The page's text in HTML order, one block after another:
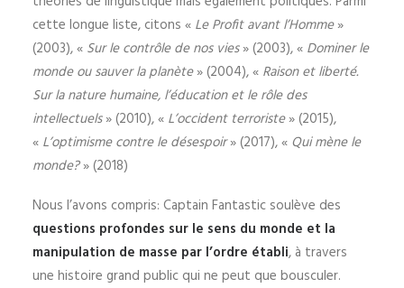
cette longue liste, citons « Le Profit avant l’Homme»
(2003), « Sur le contrôle de nos vies» (2003), « Dominer le
monde ou sauver la planète» (2004), « Raison et liberté.
Sur la nature humaine, l’éducation et le rôle des
intellectuels» (2010), « L’occident terroriste» (2015),
« L’optimisme contre le désespoir» (2017), « Qui mène le
monde?» (2018)
Nous l’avons compris: Captain Fantastic soulève des
questions profondes sur le sens du monde et la
manipulation de masse par l’ordre établi, à travers
une histoire grand public qui ne peut que bousculer.